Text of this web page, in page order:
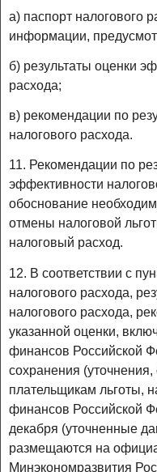
а) паспорт налогового
информации,
б) результаты оценки
расхода;
в) рекомендации по
налогового расхода.
11. Рекомендации по
эффективности
обоснование
отмены налоговой
налоговый расход.
12. В соответствии с
налогового расхода,
налогового расхода,
указанной оценки,
финансов Российской
сохранения
плательщикам льготы,
финансов Российской
декабря (уточненные
размещаются на
Минэкономразвития